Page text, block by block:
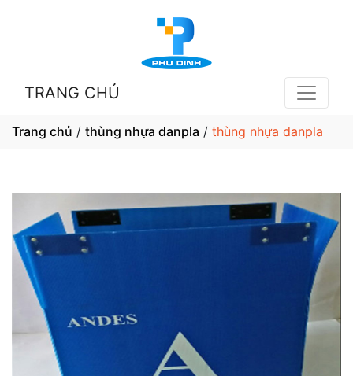
TRANG CHỦ
Trang chủ / thùng nhựa danpla / thùng nhựa danpla